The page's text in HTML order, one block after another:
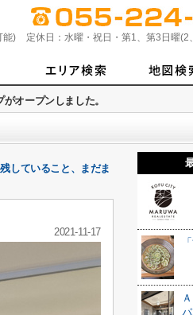
能) 定休日： 水曜・祝日・第1、第3日曜(2
オープンしました。
していること、まだま
2021-11-17